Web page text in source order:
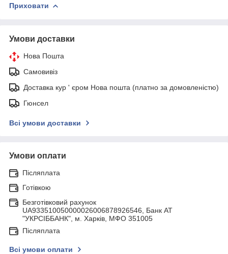
Приховати
Умови доставки
Нова Пошта
Самовивіз
Доставка кур ' єром Нова пошта (платно за домовленістю)
Гюнсел
Всі умови доставки
Умови оплати
Післяплата
Готівкою
Безготівковий рахунок
UA933510050000026006878926546, Банк АТ
"УКРСIББАНК", м. Харків, МФО 351005
Післяплата
Всі умови оплати